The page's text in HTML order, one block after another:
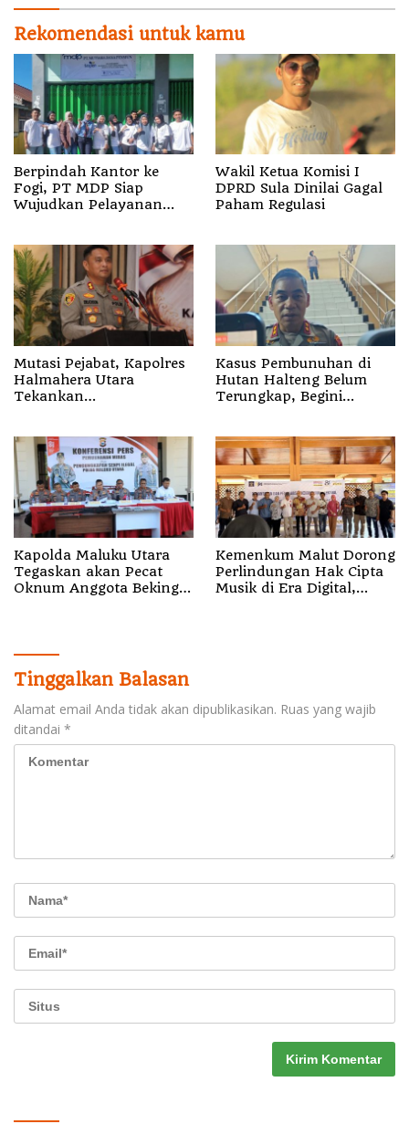
Rekomendasi untuk kamu
Berpindah Kantor ke
Fogi, PT MDP Siap
Wujudkan Pelayanan
Wakil Ketua Komisi I
DPRD Sula Dinilai Gagal
Paham Regulasi
Mutasi Pejabat, Kapolres
Halmahera Utara
Tekankan
Kasus Pembunuhan di
Hutan Halteng Belum
Terungkap, Begini
Kapolda Maluku Utara
Tegaskan akan Pecat
Oknum Anggota Bekingi
Kemenkum Malut Dorong
Perlindungan Hak Cipta
Musik di Era Digital,
Tinggalkan Balasan
Alamat email Anda tidak akan dipublikasikan. Ruas yang wajib
ditandai *